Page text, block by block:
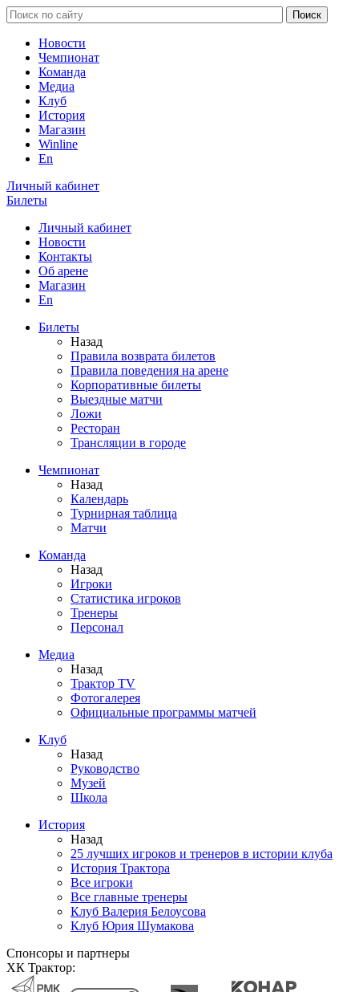
Новости
Чемпионат
Команда
Медиа
Клуб
История
Магазин
Winline
En
Личный кабинет
Билеты
Личный кабинет
Новости
Контакты
Об арене
Магазин
En
Билеты
Назад
Правила возврата билетов
Правила поведения на арене
Корпоративные билеты
Выездные матчи
Ложи
Ресторан
Трансляции в городе
Чемпионат
Назад
Календарь
Турнирная таблица
Матчи
Команда
Назад
Игроки
Статистика игроков
Тренеры
Персонал
Медиа
Назад
Трактор TV
Фотогалерея
Официальные программы матчей
Клуб
Назад
Руководство
Музей
Школа
История
Назад
25 лучших игроков и тренеров в истории клуба
История Трактора
Все игроки
Все главные тренеры
Клуб Валерия Белоусова
Клуб Юрия Шумакова
Спонсоры и партнеры
ХК Трактор: